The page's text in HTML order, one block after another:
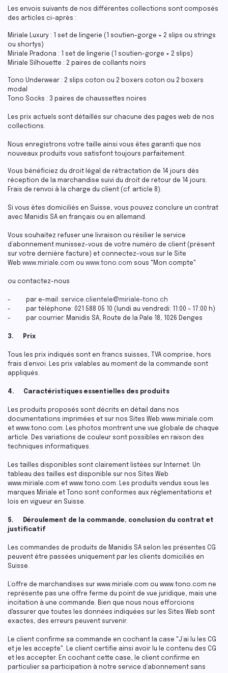
Les envois suivants de nos différentes collections sont composés
des articles ci-après :
Miriale Luxury : 1 set de lingerie (1 soutien-gorge + 2 slips ou strings
ou shortys)
Miriale Pradona : 1 set de lingerie (1 soutien-gorge + 2 slips)
Miriale Silhouette : 2 paires de collants noirs
Tono Underwear : 2 slips coton ou 2 boxers coton ou 2 boxers
modal
Tono Socks : 3 paires de chaussettes noires
Les prix actuels sont détaillés sur chacune des pages web de nos
collections.
Nous enregistrons votre taille ainsi vous êtes garanti que nos
nouveaux produits vous satisfont toujours parfaitement.
Vous bénéficiez du droit légal de rétractation de 14 jours dès
réception de la marchandise suivi du droit de retour de 14 jours.
Frais de renvoi à la charge du client (cf. article 8).
Si vous êtes domiciliés en Suisse, vous pouvez conclure un contrat
avec Manidis SA en français ou en allemand.
Vous souhaitez refuser une livraison ou résilier le service
d’abonnement munissez-vous de votre numéro de client (présent
sur votre dernière facture) et connectez-vous sur le Site
Web www.miriale.com ou www.tono.com sous "Mon compte"
ou contactez-nous
- par e-mail: service.clientele@miriale-tono.ch
- par téléphone: 021 588 05 10 (lundi au vendredi: 11:00 – 17:00 h)
- par courrier: Manidis SA, Route de la Pale 18, 1026 Denges
3. Prix
Tous les prix indiqués sont en francs suisses, TVA comprise, hors
frais d’envoi. Les prix valables au moment de la commande sont
appliqués.
4. Caractéristiques essentielles des produits
Les produits proposés sont décrits en détail dans nos
documentations imprimées et sur nos Sites Web www.miriale.com
et www.tono.com. Les photos montrent une vue globale de chaque
article. Des variations de couleur sont possibles en raison des
techniques informatiques.
Les tailles disponibles sont clairement listées sur Internet. Un
tableau des tailles est disponible sur nos Sites Web
www.miriale.com et www.tono.com. Les produits vendus sous les
marques Miriale et Tono sont conformes aux réglementations et
lois en vigueur en Suisse.
5. Déroulement de la commande, conclusion du contrat et
justificatif
Les commandes de produits de Manidis SA selon les présentes CG
peuvent être passées uniquement par les clients domiciliés en
Suisse.
L’offre de marchandises sur www.miriale.com ou www.tono.com ne
représente pas une offre ferme du point de vue juridique, mais une
incitation à une commande. Bien que nous nous efforcions
d'assurer que toutes les données indiquées sur les Sites Web sont
exactes, des erreurs peuvent survenir.
Le client confirme sa commande en cochant la case "J’ai lu les CG
et je les accepte". Le client certifie ainsi avoir lu le contenu des CG
et les accepter. En cochant cette case, le client confirme en
particulier sa participation à notre service d’abonnement sans